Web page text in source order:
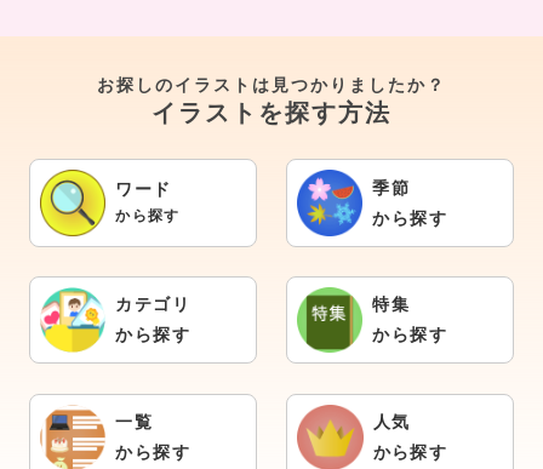
お探しのイラストは見つかりましたか？
イラストを探す方法
ワード
から探す
季節
から探す
カテゴリ
から探す
特集
から探す
一覧
から探す
人気
から探す